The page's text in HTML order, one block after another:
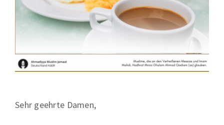
Sehr geehrte Damen,